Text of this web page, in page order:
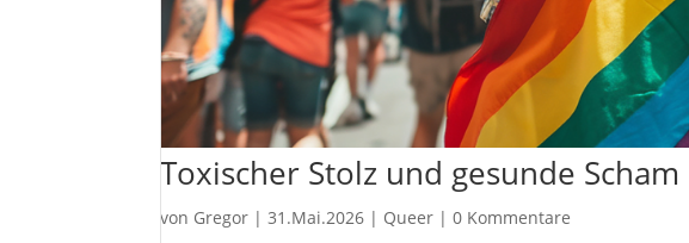
Toxischer Stolz und gesunde Scham
von Gregor |31.Mai.2026 | Queer |0 Kommentare